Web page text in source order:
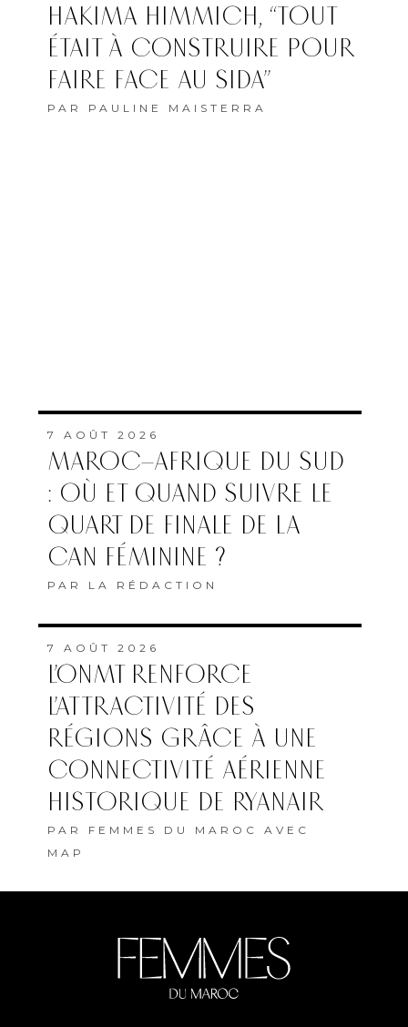
HAKIMA HIMMICH, “TOUT
ÉTAIT À CONSTRUIRE POUR
FAIRE FACE AU SIDA”
PAR PAULINE MAISTERRA
7 AOÛT 2026
MAROC–AFRIQUE DU SUD
: OÙ ET QUAND SUIVRE LE
QUART DE FINALE DE LA
CAN FÉMININE ?
PAR LA RÉDACTION
7 AOÛT 2026
L’ONMT RENFORCE
L’ATTRACTIVITÉ DES
RÉGIONS GRÂCE À UNE
CONNECTIVITÉ AÉRIENNE
HISTORIQUE DE RYANAIR
PAR FEMMES DU MAROC AVEC
MAP